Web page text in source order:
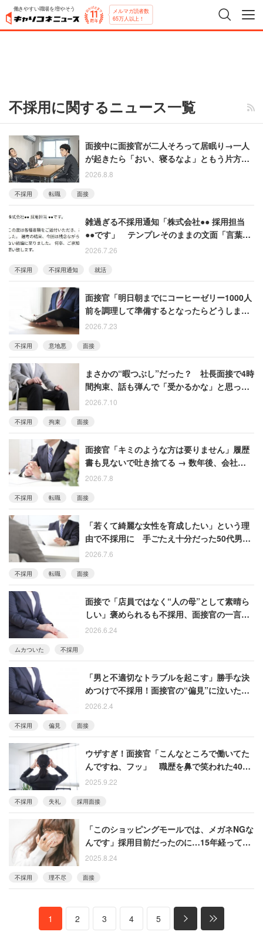
働きやすい職場を増やそう メルマガ読者数
65万人以上！
不採用に関するニュース一覧
面接中に面接官が二人そろって居眠り→一人
が起きたら「おい、寝るなよ」ともう片方を
起こして「何事もなかったかのように再開」
2026.8.8
不採用 転職 面接
雑過ぎる不採用通知「株式会社●● 採用担当
●●です」 テンプレそのままの文面「言葉が
出ませんでした」とドン引きした男性
2026.7.26
不採用 不採用通知 就活
面接官「明日朝までにコーヒーゼリー1000人
前を調理して準備するとなったらどうします
か？」 意地悪な質問で不採用になった男性
2026.7.23
不採用 意地悪 面接
まさかの“暇つぶし”だった？ 社長面接で4時
間拘束、話も弾んで「受かるかな」と思った
男性 → 普通に不合格だった
2026.7.10
不採用 拘束 面接
面接官「キミのような方は要りません」履歴
書も見ないで吐き捨てる → 数年後、会社その
ものがビルから消え去る
2026.7.8
不採用 転職 面接
「若くて綺麗な女性を育成したい」という理
由で不採用に 手ごたえ十分だった50代男性
の結末
2026.7.6
不採用 転職 面接
面接で「店員ではなく“人の母”として素晴ら
しい」褒められるも不採用、面接官の一言に
困惑
2026.6.24
ムカついた 不採用
「男と不適切なトラブルを起こす」勝手な決
めつけで不採用！面接官の“偏見”に泣いた人
たち
2026.2.4
不採用 偏見 面接
ウザすぎ！面接官「こんなところで働いてた
んですね、フッ」 職歴を鼻で笑われた40代
女性
2025.9.22
不採用 失礼 採用面接
「このショッピングモールでは、メガネNGな
んです」採用目前だったのに…15年経っても
忘れられない理不尽な面接
2025.8.24
不採用 理不尽 面接
1 2 3 4 5